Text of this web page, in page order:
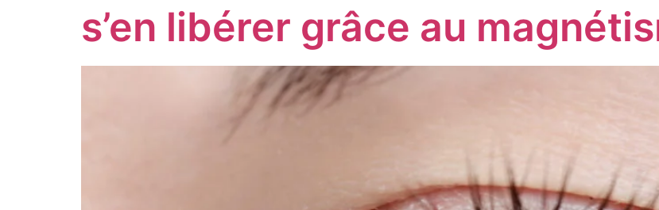
s’en libérer grâce au